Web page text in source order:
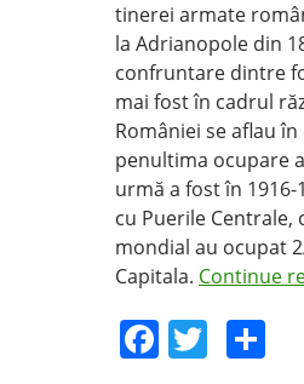
tinerei armate
la Adrianopole din
confruntare dintre
mai fost în cadrul
României se aflau
penultima ocupare
urmă a fost în
cu Puerile
mondial au ocupat
Capitala. Continue
F T